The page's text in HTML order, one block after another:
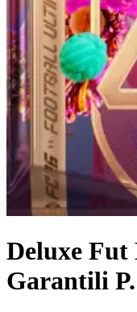
Deluxe Fut
Garantili P.